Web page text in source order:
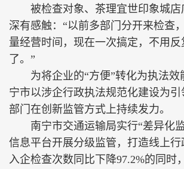
被检查对象、茶理宜世印象城店
深有感触：“以前多部门分开来检查
量经营时间，现在一次搞定，不用
了。”
为将企业的“方便”转化为执法效
宁市以涉企行政执法规范化建设为
部门在创新监管方式上持续发力。
南宁市交通运输局实行“差异化监
信息平台开展分级监管，打造线上行
入企检查次数同比下降97.2%的同时